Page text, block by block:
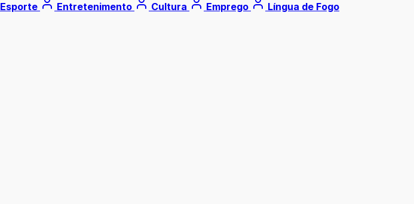
Esporte Entretenimento Cultura Emprego Língua de Fogo